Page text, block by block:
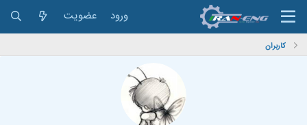
ورود عضویت
کاربران